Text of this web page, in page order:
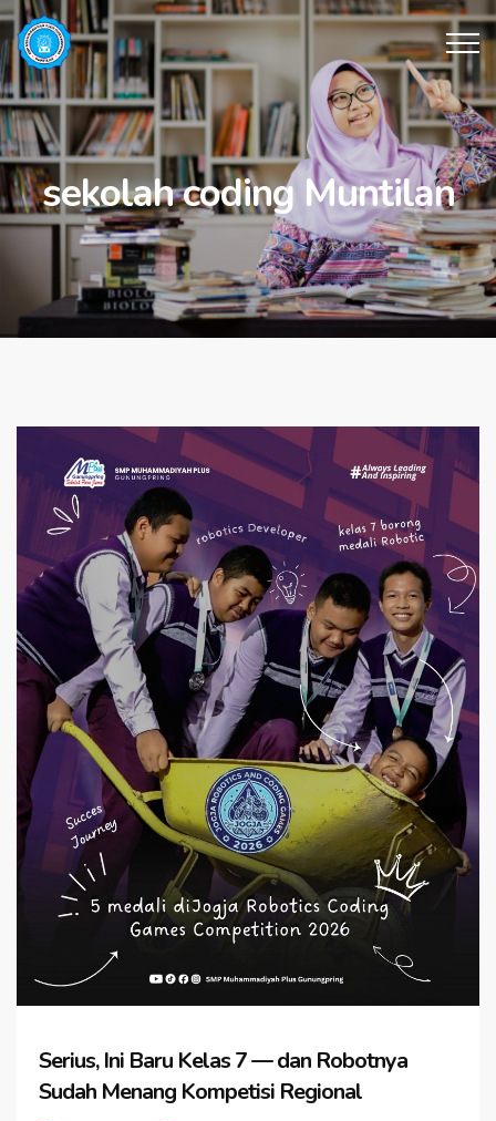
sekolah coding Muntilan
Serius, Ini Baru Kelas 7 — dan Robotnya
Sudah Menang Kompetisi Regional